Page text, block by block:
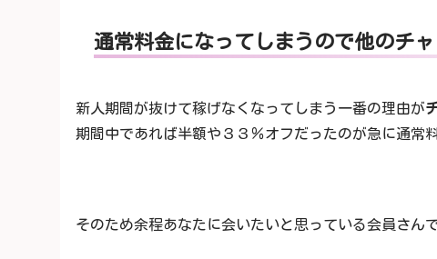
通常料金になってしまうので他のチ
新人期間が抜けて稼げなくなってしまう一番の理由が
期間中であれば半額や３３％オフだったのが急に通常
そのため余程あなたに会いたいと思っている会員さ